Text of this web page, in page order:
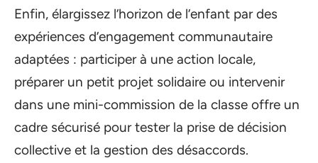
Enfin, élargissez l’horizon de l’enfant par des
expériences d’engagement communautaire
adaptées : participer à une action locale,
préparer un petit projet solidaire ou intervenir
dans une mini-commission de la classe offre un
cadre sécurisé pour tester la prise de décision
collective et la gestion des désaccords.